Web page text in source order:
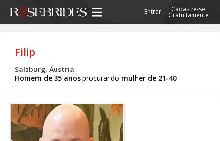
Entrar Cadastre-se
Gratuitamente
Filip
Salzburg, Áustria
Homem de 35 anos procurando mulher de 21-40